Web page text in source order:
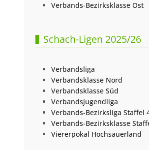
Verbands-Bezirksklasse Ost
Schach-Ligen 2025/26
Verbandsliga
Verbandsklasse Nord
Verbandsklasse Süd
Verbandsjugendliga
Verbands-Bezirksliga Staffel
Verbands-Bezirksklasse
Viererpokal Hochsauerland